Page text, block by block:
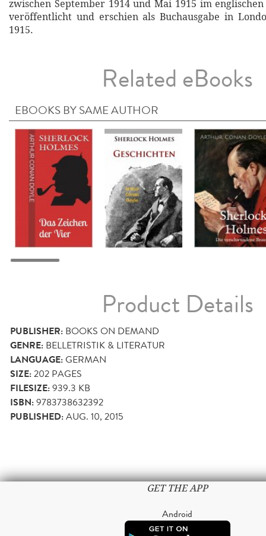
zwischen September 1914 und Mai 1915 im
veröffentlicht und erschien als Buchausgabe in
1915.
Related eBooks
EBOOKS BY SAME AUTHOR
Product Details
PUBLISHER: BOOKS ON DEMAND
GENRE: BELLETRISTIK & LITERATUR
LANGUAGE:GERMAN
SIZE:202 PAGES
FILESIZE:939.3 KB
ISBN:9783738632392
PUBLISHED:AUG. 10, 2015
GET THE APP
Android